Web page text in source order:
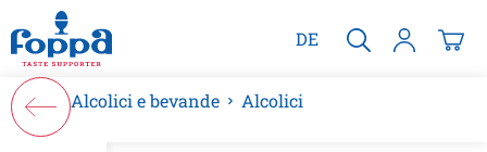
principale
DE
Alcolici e bevande Alcolici